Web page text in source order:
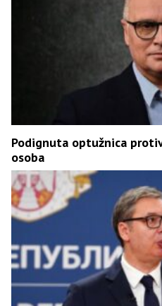
Podignuta optužnica
osoba